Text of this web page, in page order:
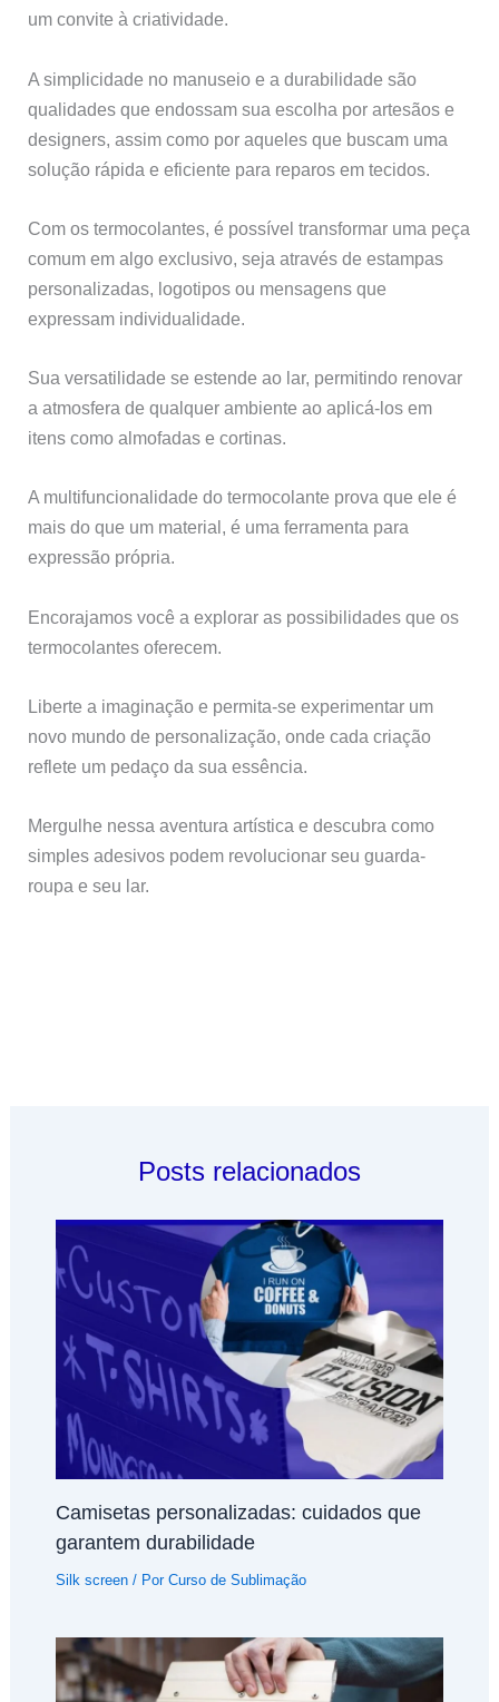
um convite à criatividade.
A simplicidade no manuseio e a durabilidade são
qualidades que endossam sua escolha por artesãos e
designers, assim como por aqueles que buscam uma
solução rápida e eficiente para reparos em tecidos.
Com os termocolantes, é possível transformar uma peça
comum em algo exclusivo, seja através de estampas
personalizadas, logotipos ou mensagens que
expressam individualidade.
Sua versatilidade se estende ao lar, permitindo renovar
a atmosfera de qualquer ambiente ao aplicá-los em
itens como almofadas e cortinas.
A multifuncionalidade do termocolante prova que ele é
mais do que um material, é uma ferramenta para
expressão própria.
Encorajamos você a explorar as possibilidades que os
termocolantes oferecem.
Liberte a imaginação e permita-se experimentar um
novo mundo de personalização, onde cada criação
reflete um pedaço da sua essência.
Mergulhe nessa aventura artística e descubra como
simples adesivos podem revolucionar seu guarda-
roupa e seu lar.
Posts relacionados
Camisetas personalizadas: cuidados que
garantem durabilidade
Silk screen/ Por Curso de Sublimação